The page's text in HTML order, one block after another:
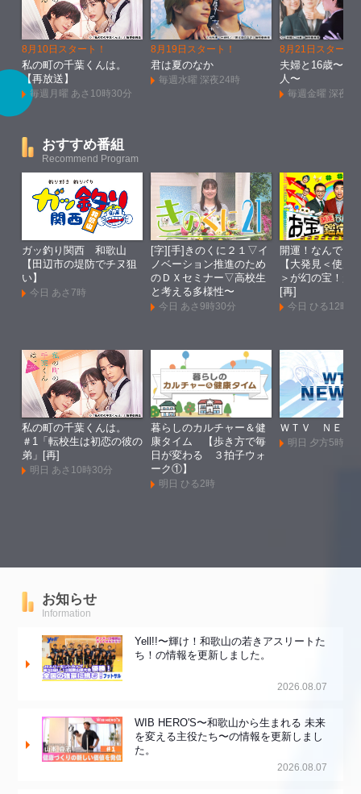
8月10日スタート！
私の町の千葉くんは。
【再放送】
毎週月曜 あさ10時30分
8月19日スタート！
君は夏のなか
毎週水曜 深夜24時
8月21日スタート
夫婦と16歳〜狂
人〜
毎週金曜 深夜1
おすすめ番組
Recommend Program
ガッ釣り関西 和歌山
【田辺市の堤防でチヌ狙
い】
今日 あさ7時
[字][手]きのくに２１▽イ
ノベーション推進のため
のＤＸセミナー▽高校生
と考える多様性〜
今日 あさ9時30分
開運！なんで
【大発見＜使用
＞が幻の宝！超
[再]
今日 ひる12時
私の町の千葉くんは。
＃1「転校生は初恋の彼の
弟」[再]
明日 あさ10時30分
暮らしのカルチャー＆健
康タイム 【歩き方で毎
日が変わる ３拍子ウォ
ーク①】
明日 ひる2時
ＷＴＶ ＮＥＷ
明日 夕方5時55
お知らせ
Information
Yell!!〜輝け！和歌山の若きアスリートた
ち！の情報を更新しました。
2026.08.07
WIB HERO'S〜和歌山から生まれる 未来
を変える主役たち〜の情報を更新しまし
た。
2026.08.07